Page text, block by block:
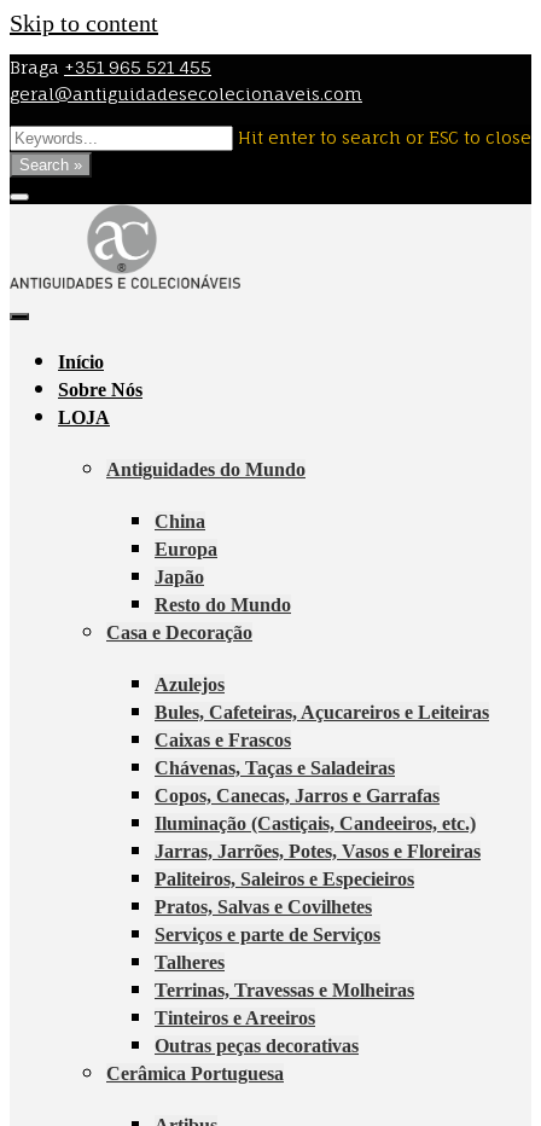
Skip to content
Braga +351 965 521 455
geral@antiguidadesecolecionaveis.com
Hit enter to search or ESC to close
Search »
Início
Sobre Nós
LOJA
Antiguidades do Mundo
China
Europa
Japão
Resto do Mundo
Casa e Decoração
Azulejos
Bules, Cafeteiras, Açucareiros e Leiteiras
Caixas e Frascos
Chávenas, Taças e Saladeiras
Copos, Canecas, Jarros e Garrafas
Iluminação (Castiçais, Candeeiros, etc.)
Jarras, Jarrões, Potes, Vasos e Floreiras
Paliteiros, Saleiros e Especieiros
Pratos, Salvas e Covilhetes
Serviços e parte de Serviços
Talheres
Terrinas, Travessas e Molheiras
Tinteiros e Areeiros
Outras peças decorativas
Cerâmica Portuguesa